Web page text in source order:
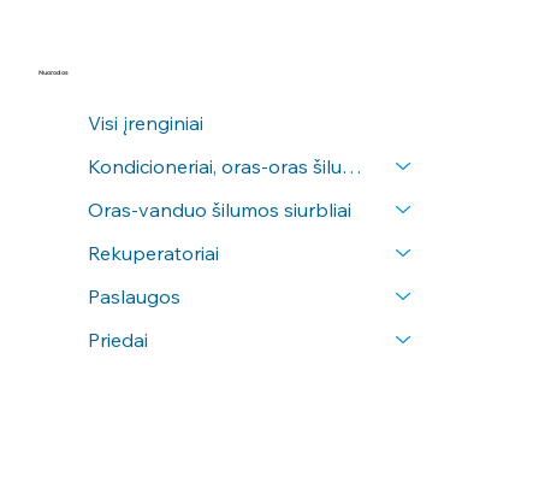
Nuorodos
Visi įrenginiai
Kondicioneriai, oras-oras šilumos siurbliai
Oras-vanduo šilumos siurbliai
Rekuperatoriai
Paslaugos
Priedai